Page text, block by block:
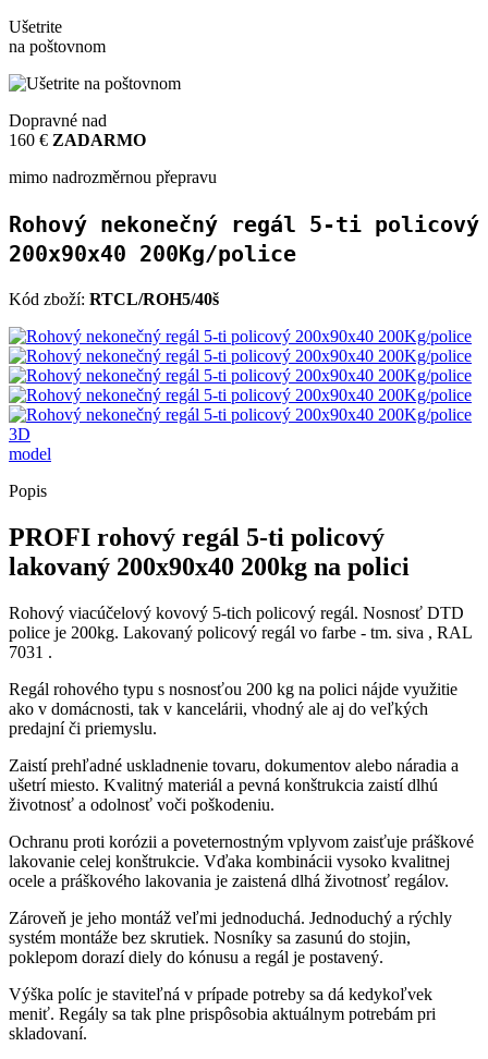
Ušetrite
na poštovnom
Dopravné nad
160 € ZADARMO
mimo nadrozměrnou přepravu
Rohový nekonečný regál 5-ti policový
200x90x40 200Kg/police
Kód zboží: RTCL/ROH5/40š
3D
model
Popis
PROFI rohový regál 5-ti policový
lakovaný 200x90x40 200kg na polici
Rohový viacúčelový kovový 5-tich policový regál. Nosnosť DTD
police je 200kg. Lakovaný policový regál vo farbe - tm. siva , RAL
7031 .
Regál rohového typu s nosnosťou 200 kg na polici nájde využitie
ako v domácnosti, tak v kancelárii, vhodný ale aj do veľkých
predajní či priemyslu.
Zaistí prehľadné uskladnenie tovaru, dokumentov alebo náradia a
ušetrí miesto. Kvalitný materiál a pevná konštrukcia zaistí dlhú
životnosť a odolnosť voči poškodeniu.
Ochranu proti korózii a poveternostným vplyvom zaisťuje práškové
lakovanie celej konštrukcie. Vďaka kombinácii vysoko kvalitnej
ocele a práškového lakovania je zaistená dlhá životnosť regálov.
Zároveň je jeho montáž veľmi jednoduchá. Jednoduchý a rýchly
systém montáže bez skrutiek. Nosníky sa zasunú do stojin,
poklepom dorazí diely do kónusu a regál je postavený.
Výška políc je staviteľná v prípade potreby sa dá kedykoľvek
meniť. Regály sa tak plne prispôsobia aktuálnym potrebám pri
skladovaní.